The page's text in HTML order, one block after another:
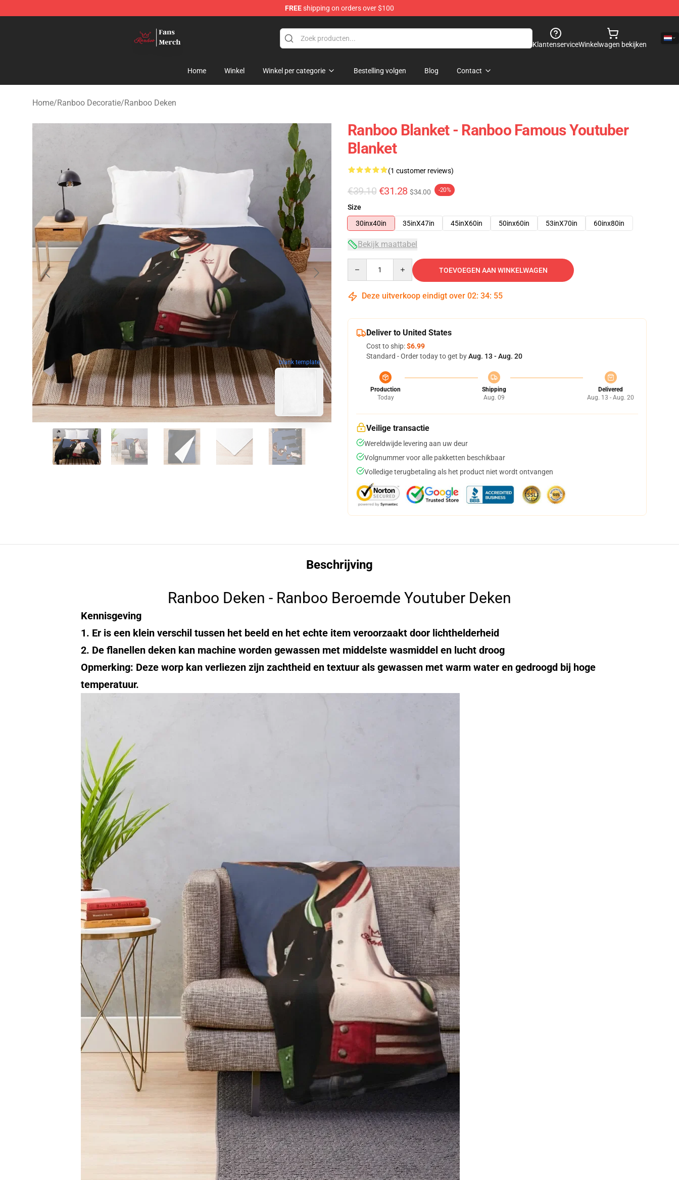
FREEshipping on orders over $100
KlantenserviceWinkelwagen bekijken
Home Winkel Winkel per categorie Bestelling volgen Blog Contact
Home/Ranboo Decoratie/Ranboo Deken
blank template
Ranboo Blanket - Ranboo Famous Youtuber
Blanket
(1 customer reviews)
€39.10 €31.28 $34.00 -20%
Size
30inx40in
35inX47in 45inX60in 50inx60in 53inX70in 60inx80in
Bekijk maattabel
TOEVOEGEN AAN WINKELWAGEN
Deze uitverkoop eindigt over 02: 34: 53
Deliver to United States
Cost to ship:$6.99
Standard - Order today to get byAug. 13 - Aug. 20
Production
Today
Shipping
Aug. 09
Delivered
Aug. 13 - Aug. 20
Veilige transactie
Wereldwijde levering aan uw deur
Volgnummer voor alle pakketten beschikbaar
Volledige terugbetaling als het product niet wordt ontvangen
Beschrijving
Ranboo Deken - Ranboo Beroemde Youtuber Deken
Kennisgeving
1. Er is een klein verschil tussen het beeld en het echte item veroorzaakt door lichthelderheid
2. De flanellen deken kan machine worden gewassen met middelste wasmiddel en lucht droog
Opmerking: Deze worp kan verliezen zijn zachtheid en textuur als gewassen met warm water en gedroogd bij hoge
temperatuur.